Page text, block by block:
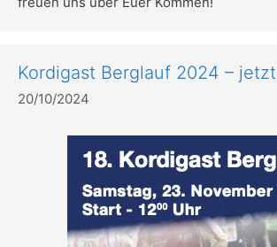
Kordigast Berglauf 2024 –
20/10/2024